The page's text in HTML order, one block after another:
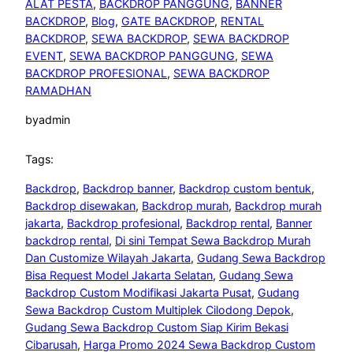
ALAT PESTA, BACKDROP PANGGUNG, BANNER
BACKDROP, Blog, GATE BACKDROP, RENTAL
BACKDROP, SEWA BACKDROP, SEWA BACKDROP
EVENT, SEWA BACKDROP PANGGUNG, SEWA
BACKDROP PROFESIONAL, SEWA BACKDROP
RAMADHAN
byadmin
Tags:
Backdrop, Backdrop banner, Backdrop custom bentuk
Backdrop disewakan, Backdrop murah, Backdrop murah
jakarta, Backdrop profesional, Backdrop rental, Banner
backdrop rental, Di sini Tempat Sewa Backdrop Murah
Dan Customize Wilayah Jakarta, Gudang Sewa Backdrop
Bisa Request Model Jakarta Selatan, Gudang Sewa
Backdrop Custom Modifikasi Jakarta Pusat, Gudang
Sewa Backdrop Custom Multiplek Cilodong Depok
Gudang Sewa Backdrop Custom Siap Kirim Bekasi
Cibarusah, Harga Promo 2024 Sewa Backdrop Custom